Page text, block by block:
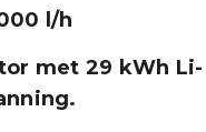
l/h
met 29 kWh Li-